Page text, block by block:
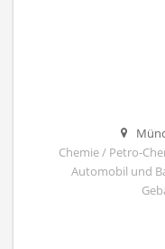
Chemie / Petro-
Automobil und